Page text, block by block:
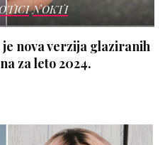
NOKTI
nova verzija glaziranih
za leto 2024.